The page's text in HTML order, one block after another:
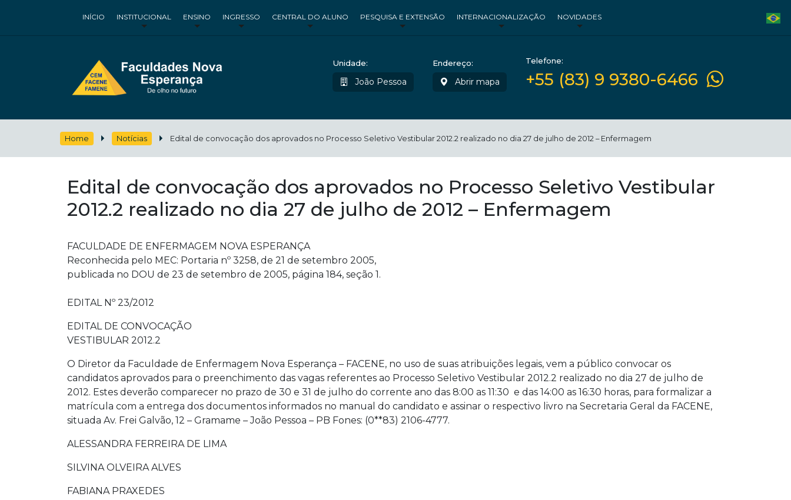
INÍCIO INSTITUCIONAL ENSINO INGRESSO CENTRAL DO ALUNO PESQUISA E EXTENSÃO INTERNACIONALIZAÇÃO NOVIDADES
Unidade:
João Pessoa
Endereço:
Abrir mapa
Telefone:
+55 (83) 9 9380-6466
Home Notícias Edital de convocação dos aprovados no Processo Seletivo Vestibular 2012.2 realizado no dia 27 de julho de 2012 – Enfermagem
Edital de convocação dos aprovados no Processo Seletivo Vestibular
2012.2 realizado no dia 27 de julho de 2012 – Enfermagem
FACULDADE DE ENFERMAGEM NOVA ESPERANÇA
Reconhecida pelo MEC: Portaria nº 3258, de 21 de setembro 2005,
publicada no DOU de 23 de setembro de 2005, página 184, seção 1.
EDITAL Nº 23/2012
EDITAL DE CONVOCAÇÃO
VESTIBULAR 2012.2
O Diretor da Faculdade de Enfermagem Nova Esperança – FACENE, no uso de suas atribuições legais, vem a público convocar os
candidatos aprovados para o preenchimento das vagas referentes ao Processo Seletivo Vestibular 2012.2 realizado no dia 27 de julho de
2012. Estes deverão comparecer no prazo de 30 e 31 de julho do corrente ano das 8:00 as 11:30 e das 14:00 as 16:30 horas, para formalizar a
matrícula com a entrega dos documentos informados no manual do candidato e assinar o respectivo livro na Secretaria Geral da FACENE,
situada Av. Frei Galvão, 12 – Gramame – João Pessoa – PB Fones: (0**83) 2106-4777.
ALESSANDRA FERREIRA DE LIMA
SILVINA OLVEIRA ALVES
FABIANA PRAXEDES